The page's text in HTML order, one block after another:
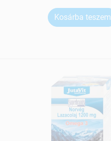
Kosárba teszem